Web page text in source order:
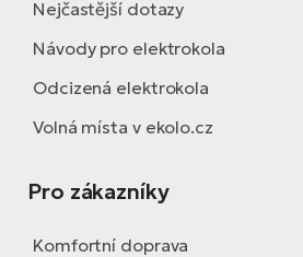
Nejčastější dotazy
Návody pro elektrokola
Odcizená elektrokola
Volná místa v ekolo.cz
Pro zákazníky
Komfortní doprava